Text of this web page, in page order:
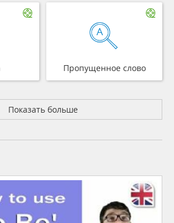
Пропущенное слово
Показать больше